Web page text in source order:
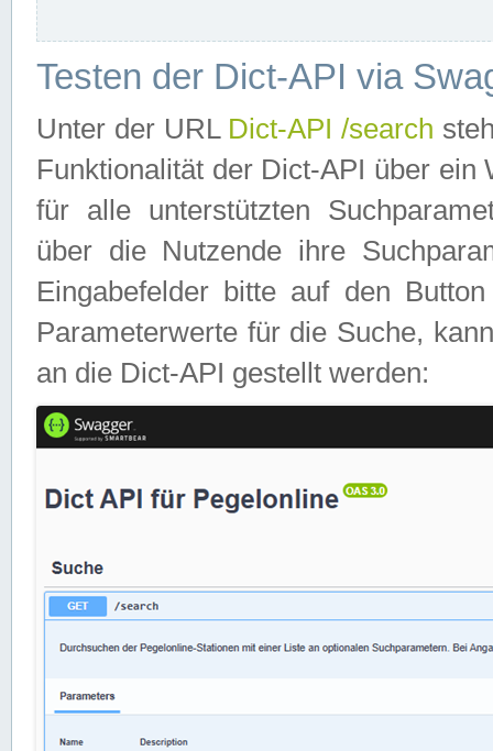
Testen der Dict-API via
Unter der URL Dict-API /search
Funktionalität der Dict-API über
für alle unterstützten
über die Nutzende ihre
Eingabefelder bitte auf den
Parameterwerte für die Suche,
an die Dict-API gestellt werden: